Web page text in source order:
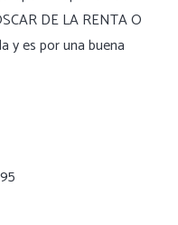
DE LA RENTA O
y es por una buena